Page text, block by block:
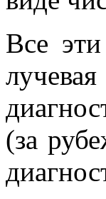
Все
(за